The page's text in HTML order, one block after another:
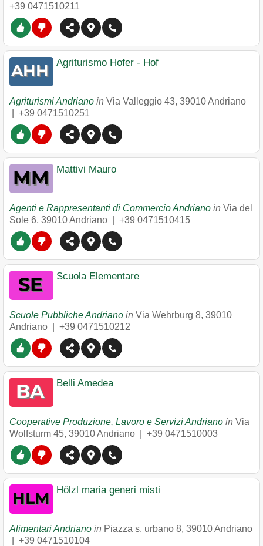
+39 0471510211
Agriturismo Hofer - Hof
Agriturismi Andriano in Via Valleggio 43, 39010Andriano
+39 0471510251
Mattivi Mauro
Agenti e Rappresentanti di Commercio Andriano in Via del
Sole 6, 39010Andriano +39 0471510415
Scuola Elementare
Scuole Pubbliche Andriano in Via Wehrburg 8, 39010
Andriano
+39 0471510212
Belli Amedea
Cooperative Produzione, Lavoro e Servizi Andriano in Via
Wolfsturm 45, 39010Andriano +39 0471510003
Hölzl maria generi misti
Alimentari Andriano in Piazza s. urbano 8, 39010Andriano
+39 0471510104